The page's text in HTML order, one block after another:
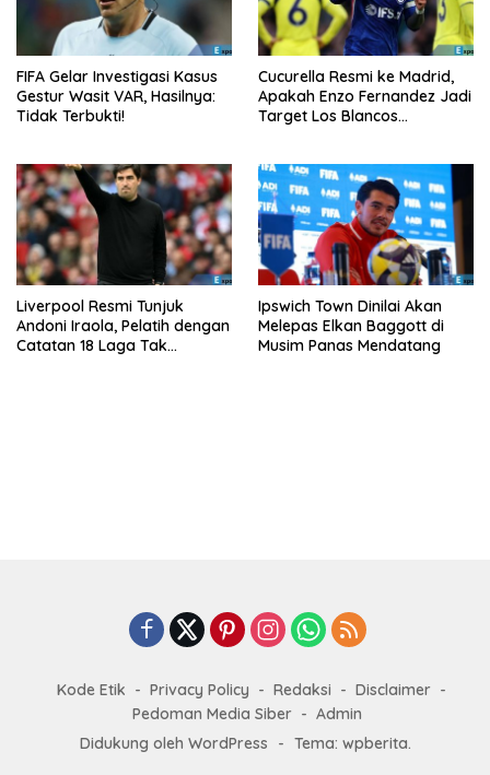
FIFA Gelar Investigasi Kasus
Gestur Wasit VAR, Hasilnya:
Tidak Terbukti!
Cucurella Resmi ke Madrid,
Apakah Enzo Fernandez Jadi
Target Los Blancos
Liverpool Resmi Tunjuk
Andoni Iraola, Pelatih dengan
Catatan 18 Laga Tak
Ipswich Town Dinilai Akan
Melepas Elkan Baggott di
Musim Panas Mendatang
Kode Etik Privacy Policy Redaksi
Disclaimer
Pedoman Media Siber
Admin
Didukung oleh WordPress
- Tema: wpberita.